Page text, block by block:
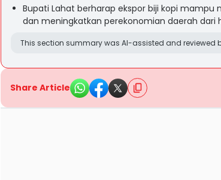
Bupati Lahat berharap ekspor biji kopi mampu
dan meningkatkan perekonomian daerah dari
This section summary was AI-assisted and reviewed
Share Article